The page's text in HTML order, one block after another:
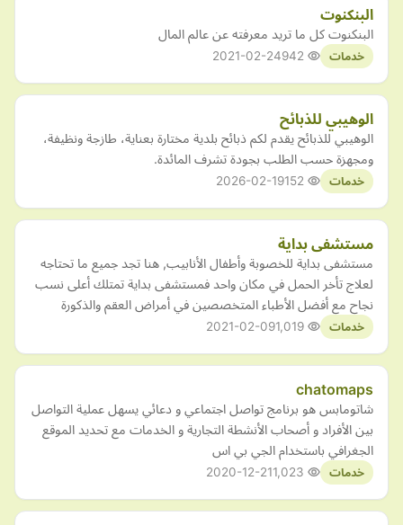
البنكنوت
البنكنوت كل ما تريد معرفته عن عالم المال
خدمات 2021-02-24
الوهيبي للذبائح
الوهيبي للذبائح يقدم لكم ذبائح بلدية مختارة بعناية، طازجة ونظيفة،
ومجهزة حسب الطلب بجودة تشرف المائدة.
خدمات 2026-02-19
مستشفى بداية
مستشفى بداية للخصوبة وأطفال الأنابيب, هنا تجد جميع ما تحتاجه
لعلاج تأخر الحمل في مكان واحد فمستشفى بداية تمتلك أعلى نسب
نجاح مع أفضل الأطباء المتخصصين في أمراض العقم والذكورة
خدمات 2021-02-09
chatomaps
شاتومابس هو برنامج تواصل اجتماعي و دعائي يسهل عملية التواصل
بين الأفراد و أصحاب الأنشطة التجارية و الخدمات مع تحديد الموقع
الجغرافي باستخدام الجي بي اس
خدمات 2020-12-21